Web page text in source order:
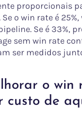
proporcionais
o win rate é
Se é 33%,
sem win rate
ser medidos
o win
custo de